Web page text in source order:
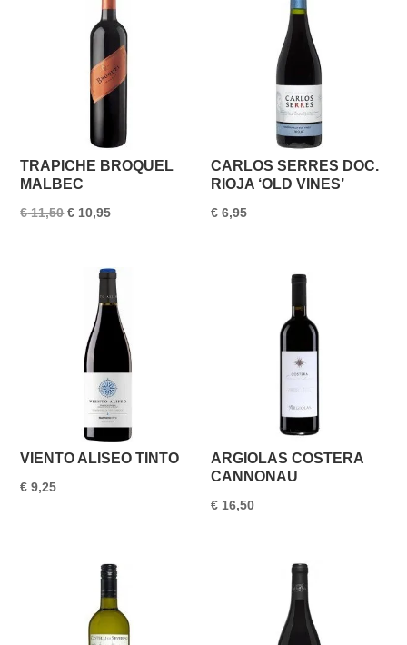
TRAPICHE BROQUEL
MALBEC
€11,50 Oorspronkelijke
€ 11,50.
€ 10,95Huidige
€ 10,95.
CARLOS SERRES DOC.
RIOJA ‘OLD VINES’
€ 6,95
VIENTO ALISEO TINTO
€ 9,25
ARGIOLAS COSTERA
CANNONAU
€ 16,50